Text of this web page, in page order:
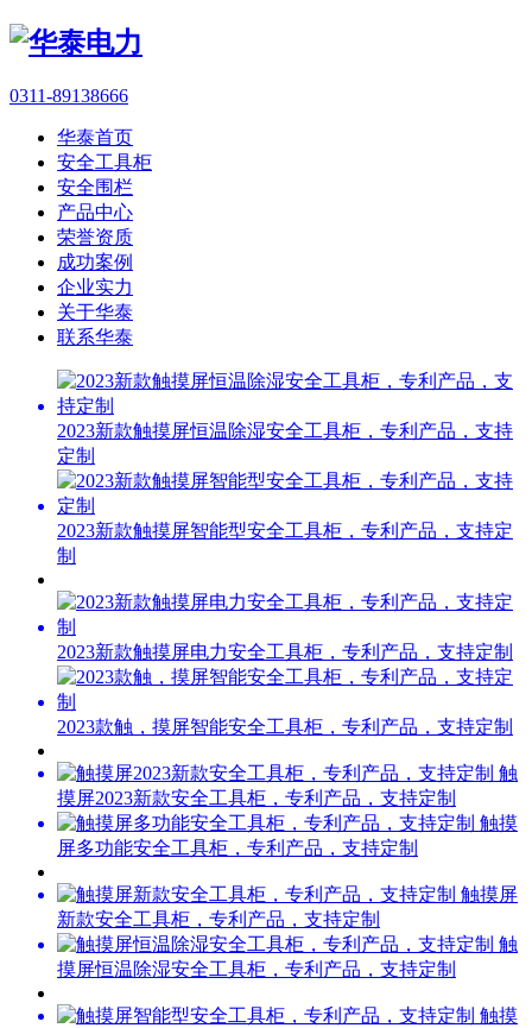
0311-89138666
华泰首页
安全工具柜
安全围栏
产品中心
荣誉资质
成功案例
企业实力
关于华泰
联系华泰
2023新款触摸屏恒温除湿安全工具柜，专利产品，支持
定制
2023新款触摸屏智能型安全工具柜，专利产品，支持定
制
2023新款触摸屏电力安全工具柜，专利产品，支持定制
2023款触，摸屏智能安全工具柜，专利产品，支持定制
触
摸屏2023新款安全工具柜，专利产品，支持定制
触摸
屏多功能安全工具柜，专利产品，支持定制
触摸屏
新款安全工具柜，专利产品，支持定制
触
摸屏恒温除湿安全工具柜，专利产品，支持定制
触摸